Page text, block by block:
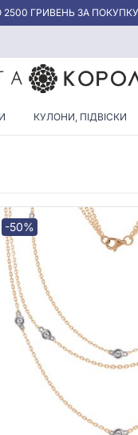
ВІД 5945 ГРН/ГРАМ
КУЛОНИ, ПІДВІСКИ
-50%